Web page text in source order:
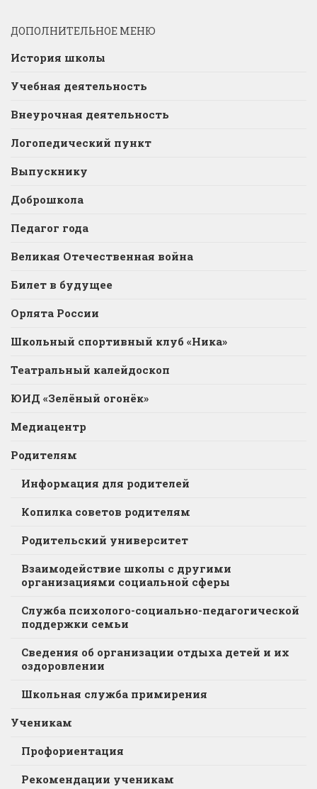
ДОПОЛНИТЕЛЬНОЕ МЕНЮ
История школы
Учебная деятельность
Внеурочная деятельность
Логопедический пункт
Выпускнику
Доброшкола
Педагог года
Великая Отечественная война
Билет в будущее
Орлята России
Школьный спортивный клуб «Ника»
Театральный калейдоскоп
ЮИД «Зелёный огонёк»
Медиацентр
Родителям
Информация для родителей
Копилка советов родителям
Родительский университет
Взаимодействие школы с другими
организациями социальной сферы
Служба психолого-социально-педагогической
поддержки семьи
Сведения об организации отдыха детей и их
оздоровлении
Школьная служба примирения
Ученикам
Профориентация
Рекомендации ученикам